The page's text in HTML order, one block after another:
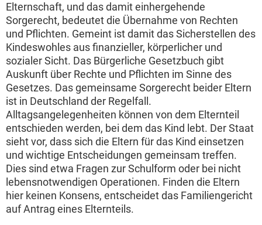
Elternschaft, und das damit einhergehende
Sorgerecht, bedeutet die Übernahme von Rechten
und Pflichten. Gemeint ist damit das Sicherstellen des
Kindeswohles aus finanzieller, körperlicher und
sozialer Sicht. Das Bürgerliche Gesetzbuch gibt
Auskunft über Rechte und Pflichten im Sinne des
Gesetzes. Das gemeinsame Sorgerecht beider Eltern
ist in Deutschland der Regelfall.
Alltagsangelegenheiten können von dem Elternteil
entschieden werden, bei dem das Kind lebt. Der Staat
sieht vor, dass sich die Eltern für das Kind einsetzen
und wichtige Entscheidungen gemeinsam treffen.
Dies sind etwa Fragen zur Schulform oder bei nicht
lebensnotwendigen Operationen. Finden die Eltern
hier keinen Konsens, entscheidet das Familiengericht
auf Antrag eines Elternteils.